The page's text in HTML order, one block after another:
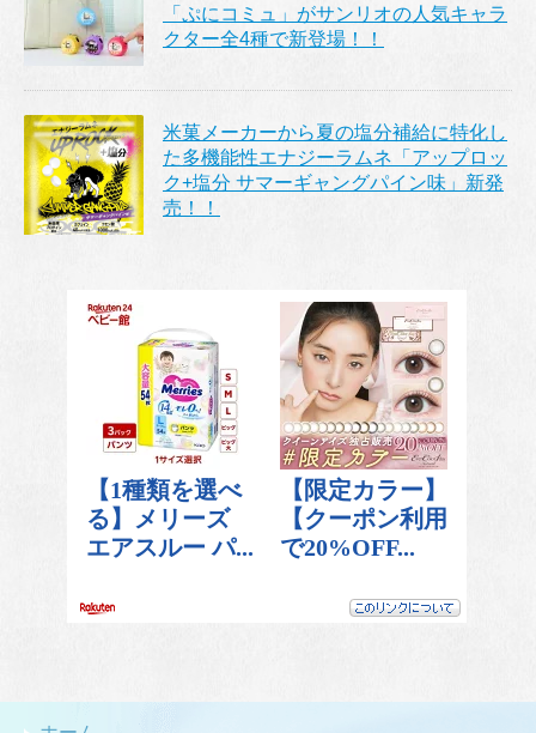
「ぷにコミュ」がサンリオの人気キャラ
クター全4種で新登場！！
米菓メーカーから夏の塩分補給に特化し
た多機能性エナジーラムネ「アップロッ
ク+塩分 サマーギャングパイン味」新発
売！！